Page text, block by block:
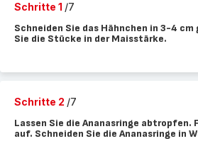
Schritte 1 /7
Schneiden Sie das Hähnchen in 3-4 cm
Sie die Stücke in der Maisstärke.
Schritte 2 /7
Lassen Sie die Ananasringe abtropfen.
auf. Schneiden Sie die Ananasringe in